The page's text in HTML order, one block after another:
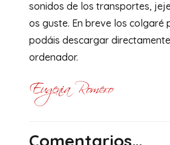
sonidos de los transportes,
os guste. En breve los colgaré
podáis descargar
ordenador.
Comentarios…